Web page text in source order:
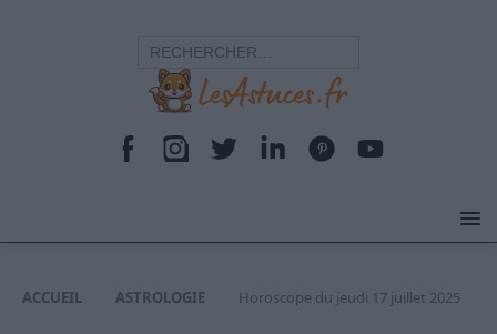
ACCUEIL ASTROLOGIE Horoscope du jeudi 17 juillet 2025